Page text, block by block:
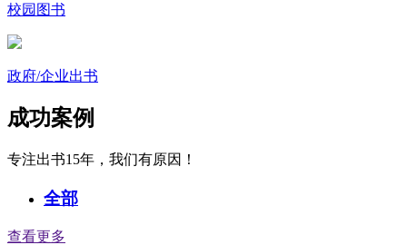
校园图书
政府/企业出书
成功案例
专注出书15年，我们有原因！
全部
查看更多